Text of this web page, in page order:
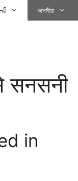
অসমীয়া
सनसनी
in